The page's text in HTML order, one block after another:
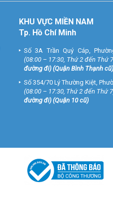
KHU VỰC MIỀN NAM
Tp. Hồ Chí Minh
Số 3A Trần Quý Cáp,
(08:00 – 17:30, Thứ 2 đến Thứ
đường đi) (Quận Bình Thạnh cũ)
Số 354/70 Lý Thường Kiệt,
(08:00 – 17:30, Thứ 2 đến Thứ
đường đi) (Quận 10 cũ)